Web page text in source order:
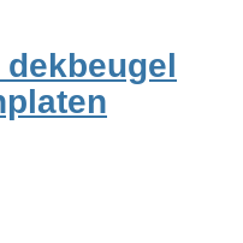
dekbeugel